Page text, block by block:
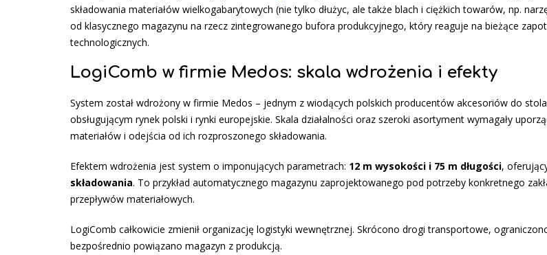
składowania materiałów wielkogabarytowych (nie tylko dłużyc, ale także blach i ciężkich towarów, np.
od klasycznego magazynu na rzecz zintegrowanego bufora produkcyjnego, który reaguje na bieżące
technologicznych.
LogiComb w firmie Medos: skala wdrożenia i efekty
System został wdrożony w firmie Medos – jednym z wiodących polskich producentów akcesoriów do
obsługującym rynek polski i rynki europejskie. Skala działalności oraz szeroki asortyment wymagały
materiałów i odejścia od ich rozproszonego składowania.
Efektem wdrożenia jest system o imponujących parametrach: 12 m wysokości i 75 m długości,
składowania. To przykład automatycznego magazynu zaprojektowanego pod potrzeby konkretnego
przepływów materiałowych.
LogiComb całkowicie zmienił organizację logistyki wewnętrznej. Skrócono drogi transportowe,
bezpośrednio powiązano magazyn z produkcją.